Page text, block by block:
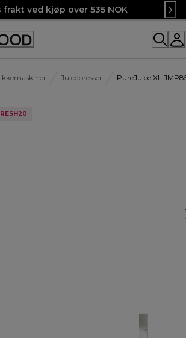
frakt ved kjøp over 535 NOK
Juicepresser PureJuice XL